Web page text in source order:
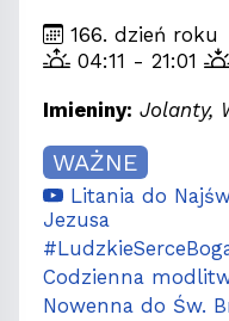
166. dzień roku
04:11 - 21:01
Imieniny: Jolanty,
WAŻNE
Litania do
Jezusa
Codzienna
Nowenna do Św.